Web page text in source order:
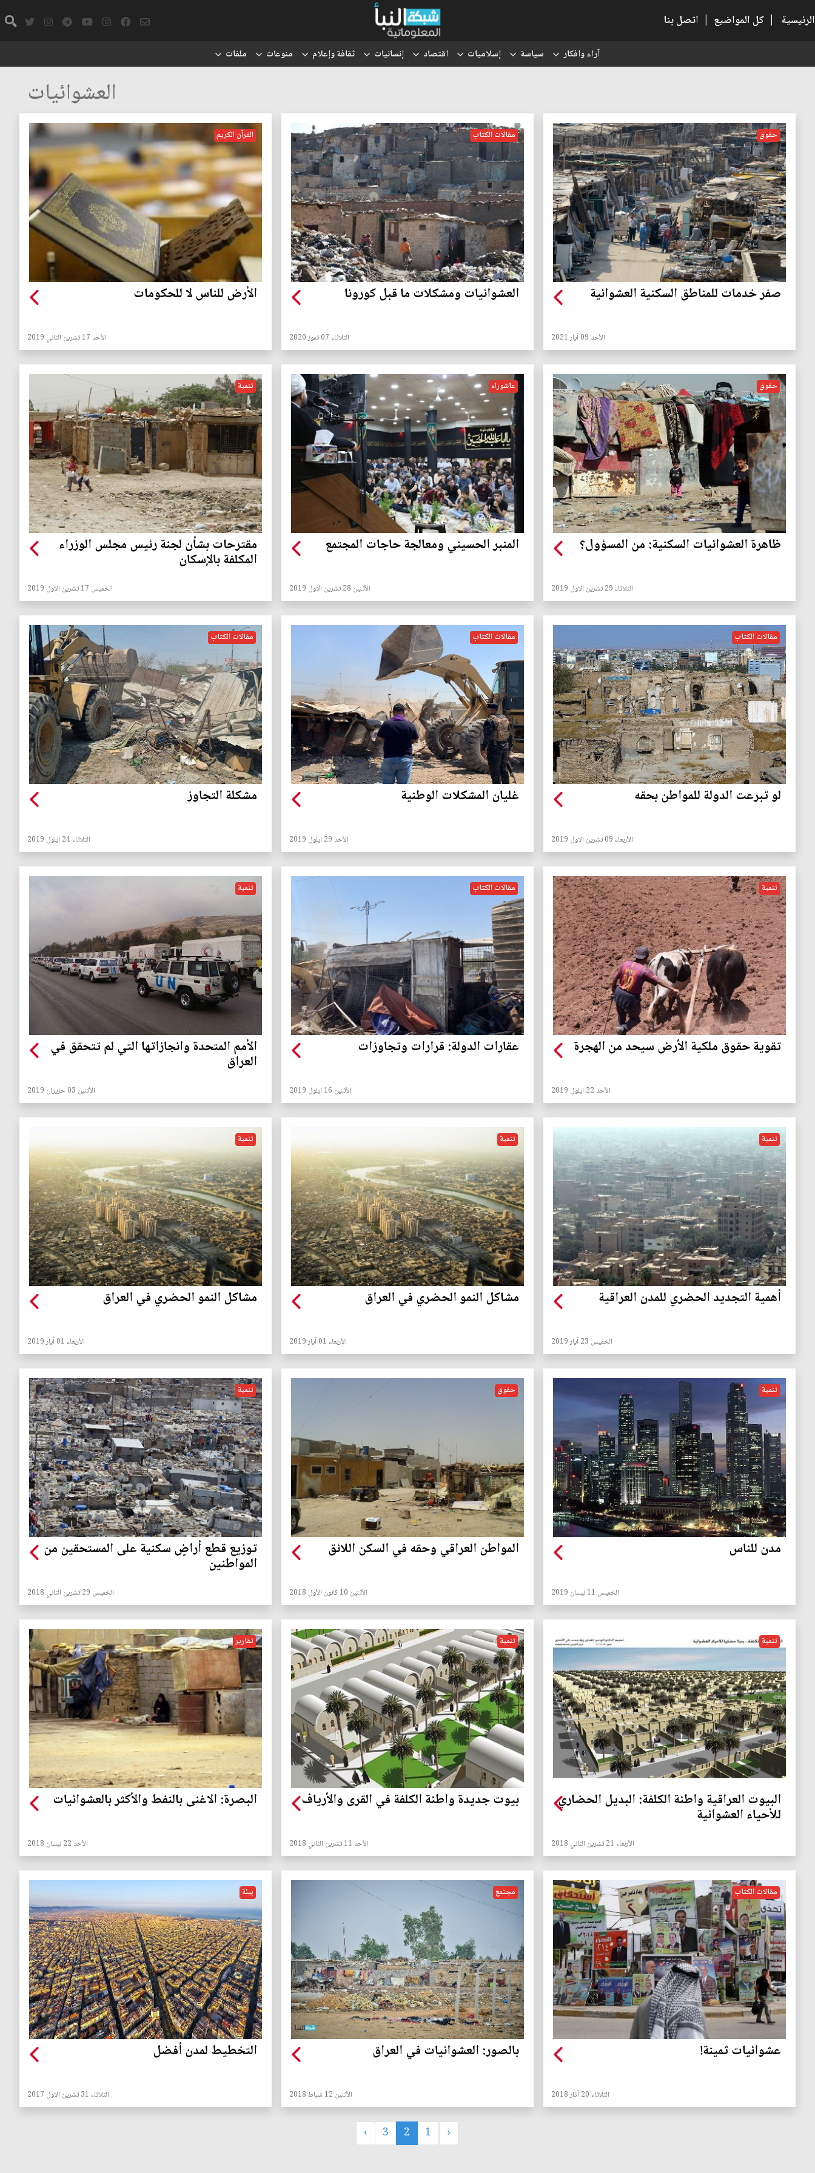
الرئيسية | كل المواضيع | اتصل بنا
آراء وافكار سياسة إسلاميات اقتصاد إنسانيات ثقافة وإعلام منوعات ملفات
العشوائيات
حقوق
صفر خدمات للمناطق السكنية العشوائية
الأحد 09 آيار 2021
مقالات الكتاب
العشوائيات ومشكلات ما قبل كورونا
الثلاثاء 07 تموز 2020
القرآن الكريم
الأرض للناس لا للحكومات
الأحد 17 تشرين الثاني 2019
حقوق
ظاهرة العشوائيات السكنية: من المسؤول؟
الثلاثاء 29 تشرين الاول 2019
عاشوراء
المنبر الحسيني ومعالجة حاجات المجتمع
الأثنين 28 تشرين الاول 2019
تنمية
مقترحات بشأن لجنة رئيس مجلس الوزراء
المكلفة بالإسكان
الخميس 17 تشرين الاول 2019
مقالات الكتاب
لو تبرعت الدولة للمواطن بحقه
الأربعاء 09 تشرين الاول 2019
مقالات الكتاب
غليان المشكلات الوطنية
الأحد 29 ايلول 2019
مقالات الكتاب
مشكلة التجاوز
الثلاثاء 24 ايلول 2019
تنمية
تقوية حقوق ملكية الأرض سيحد من الهجرة
الأحد 22 ايلول 2019
مقالات الكتاب
عقارات الدولة: قرارات وتجاوزات
الأثنين 16 ايلول 2019
تنمية
الأمم المتحدة وانجازاتها التي لم تتحقق في
العراق
الأثنين 03 حزيران 2019
تنمية
أهمية التجديد الحضري للمدن العراقية
الخميس 23 آيار 2019
تنمية
مشاكل النمو الحضري في العراق
الأربعاء 01 آيار 2019
تنمية
مشاكل النمو الحضري في العراق
الأربعاء 01 آيار 2019
تنمية
مدن للناس
الخميس 11 نيسان 2019
حقوق
المواطن العراقي وحقه في السكن اللائق
الأثنين 10 كانون الأول 2018
تنمية
توزيع قطع أراضٍ سكنية على المستحقين من
المواطنين
الخميس 29 تشرين الثاني 2018
تنمية
البيوت العراقية واطئة الكلفة: البديل الحضاري
للأحياء العشوائية
الأربعاء 21 تشرين الثاني 2018
تنمية
بيوت جديدة واطئة الكلفة في القرى والأرياف
الأحد 11 تشرين الثاني 2018
تقارير
البصرة: الاغنى بالنفط والأكثر بالعشوائيات
الأحد 22 نيسان 2018
مقالات الكتاب
عشوائيات ثمينة!
الثلاثاء 20 آذار 2018
مجتمع
بالصور: العشوائيات في العراق
الأثنين 12 شباط 2018
بيئة
التخطيط لمدن أفضل
الثلاثاء 31 تشرين الاول 2017
‹
1
2
3
›